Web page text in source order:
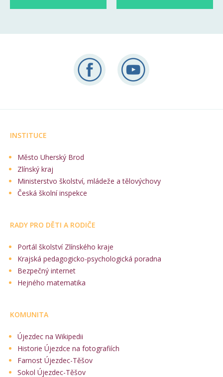
INSTITUCE
Město Uherský Brod
Zlínský kraj
Ministerstvo školství, mládeže a tělovýchovy
Česká školní inspekce
RADY PRO DĚTI A RODIČE
Portál školství Zlínského kraje
Krajská pedagogicko-psychologická poradna
Bezpečný internet
Hejného matematika
KOMUNITA
Újezdec na Wikipedii
Historie Újezdce na fotografiích
Farnost Újezdec-Těšov
Sokol Újezdec-Těšov